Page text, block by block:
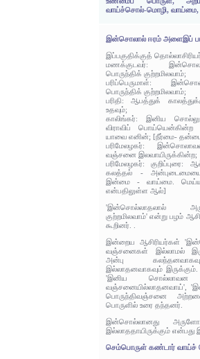
வாய்ச்சொல்-மொழி,
இன்சொலால் ஈரம் அளைஇப்
இப்பகுதிக்குத்
மணக்குடவர்:
பொருந்திக் குற்றமிலவாம்;
பரிப்பெருமாள்:
பொருந்திக் குற்றமிலவாம்;
பரிதி: ஆபத்துக்
உதவும்;
காலிங்கர்: இனிய
விராவிப் பொய்யென்கின்ற
யாவை எனின்; [நீர்மை-
பரிமேலழகர்:
வஞ்சனை இலவாயிருக்கின்ற;
பரிமேலழகர்:
கலத்தல் - அன்புடைமையை
இன்மை - வாய்மை.
என்பதிலுள்ள ஆல்]
'இன்சொல்லாதலால்
குற்றமிலவாம்' என்று பழம்
கூறினர். .
இன்றைய ஆசிரியர்கள்
வஞ்சனைகள் இல்லாமல்
அன்பு
இல்லாதனவாகவும்
'இனிய சொல்லாவன
வஞ்சனையில்லாதனவாய்',
பொருந்திவஞ்சனை
பொருளில் உரை தந்தனர்.
இன்சொல்லானது
இல்லாததாயிருக்கும் என்பது
செம்பொருள் கண்டார்